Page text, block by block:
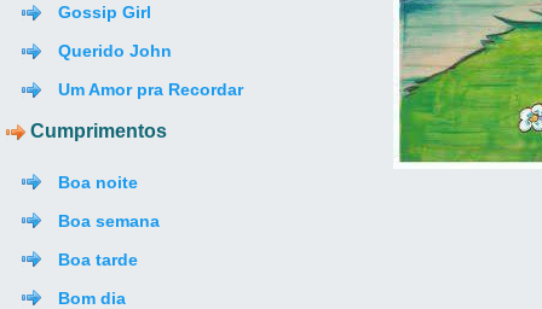
Gossip Girl
Querido John
Um Amor pra Recordar
Cumprimentos
Boa noite
Boa semana
Boa tarde
Bom dia